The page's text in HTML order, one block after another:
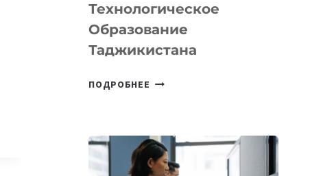
Технологическое
Образование
Таджикистана
ПОДРОБНЕЕ
КОТОРЫЕ
РАЗВИВАЮТ